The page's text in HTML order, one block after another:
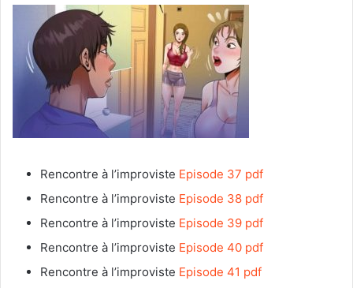
Rencontre à l’improviste Episode 37 pdf
Rencontre à l’improviste Episode 38 pdf
Rencontre à l’improviste Episode 39 pdf
Rencontre à l’improviste Episode 40 pdf
Rencontre à l’improviste Episode 41 pdf